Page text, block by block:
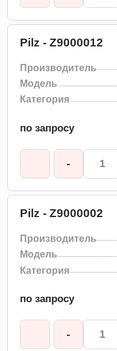
Pilz - Z9000012
Производитель
Модель
Категория
по запросу
-
Pilz - Z9000002
Производитель
Модель
Категория
по запросу
-